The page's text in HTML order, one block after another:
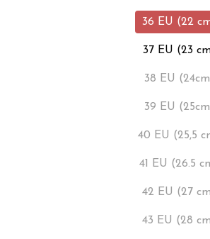
36 EU (22
37 EU (23
38 EU
39 EU
40 EU (25,5
41 EU (26.5
42 EU (27
43 EU (28